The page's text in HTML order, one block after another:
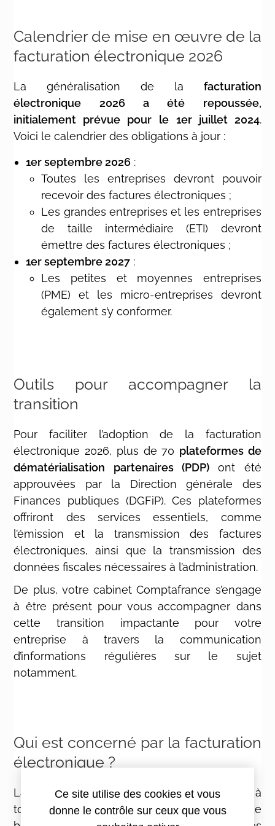
Calendrier de mise en œuvre de la
facturation électronique 2026
La généralisation de la facturation
électronique 2026 a été repoussée,
initialement prévue pour le 1er juillet 2024.
Voici le calendrier des obligations à jour :
1er septembre 2026 :
Toutes les entreprises devront pouvoir
recevoir des factures électroniques ;
Les grandes entreprises et les entreprises
de taille intermédiaire (ETI) devront
émettre des factures électroniques ;
1er septembre 2027 :
Les petites et moyennes entreprises
(PME) et les micro-entreprises devront
également s’y conformer.
Outils pour accompagner la
transition
Pour faciliter l’adoption de la facturation
électronique 2026, plus de 70 plateformes de
dématérialisation partenaires (PDP) ont été
approuvées par la Direction générale des
Finances publiques (DGFiP). Ces plateformes
offriront des services essentiels, comme
l’émission et la transmission des factures
électroniques, ainsi que la transmission des
données fiscales nécessaires à l’administration.
De plus, votre cabinet Comptafrance s’engage
à être présent pour vous accompagner dans
cette transition impactante pour votre
entreprise à travers la communication
d’informations régulières sur le sujet
notamment.
Qui est concerné par la facturation
électronique ?
La facturation électronique 2026 s’applique à
toutes les opérations d’achats et de ventes de
Ce site utilise des cookies et vous
donne le contrôle sur ceux que vous